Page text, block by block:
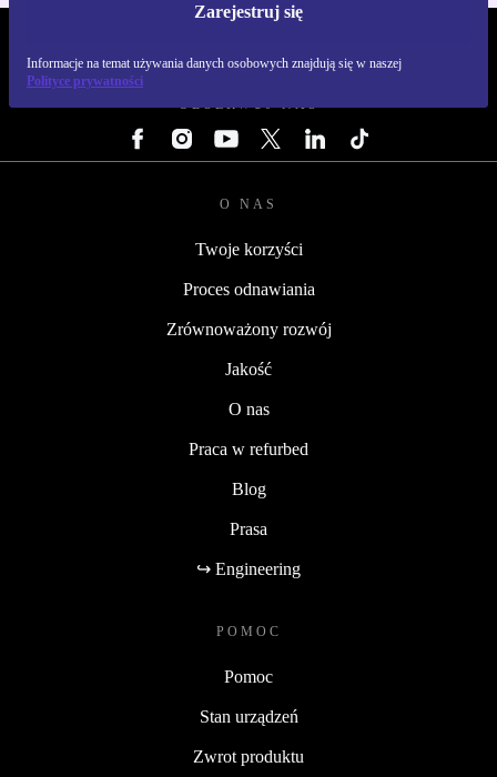
Zarejestruj się
Informacje na temat używania danych osobowych znajdują się w naszej
Polityce prywatności
OBSERWUJ NAS
O NAS
Twoje korzyści
Proces odnawiania
Zrównoważony rozwój
Jakość
O nas
Praca w refurbed
Blog
Prasa
↪ Engineering
POMOC
Pomoc
Stan urządzeń
Zwrot produktu